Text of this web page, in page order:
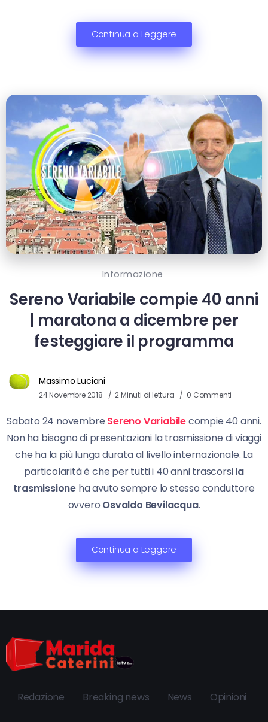
Continua a Leggere
Informazione
Sereno Variabile compie 40 anni
| maratona a dicembre per
festeggiare il programma
Massimo Luciani
24 Novembre 2018 2 Minuti di lettura 0 Commenti
Sabato 24 novembre Sereno Variabilecompie 40 anni.
Non ha bisogno di presentazioni la trasmissione di viaggi
che ha la più lunga durata al livello internazionale. La
particolarità è che per tutti i 40 anni trascorsila
trasmissione ha avuto sempre lo stesso conduttore
ovvero Osvaldo Bevilacqua.
Continua a Leggere
Redazione Breaking news News Opinioni